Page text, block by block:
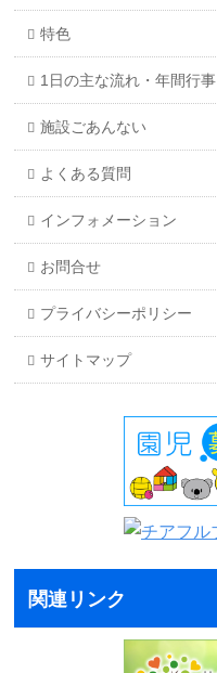
特色
1日の主な流れ・年間行事
施設ごあんない
よくある質問
インフォメーション
お問合せ
プライバシーポリシー
サイトマップ
関連リンク